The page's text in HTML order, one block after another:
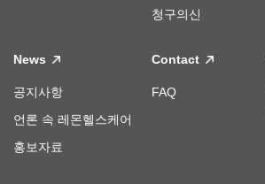
청구의신
News
공지사항
언론 속 레몬헬스케어
홍보자료
Contact
FAQ